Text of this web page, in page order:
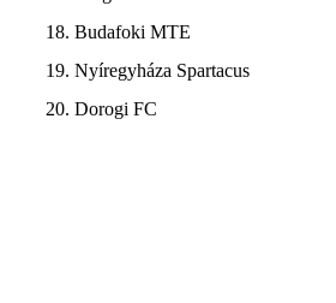
18. Budafoki MTE
19. Nyíregyháza Spartacus
20. Dorogi FC